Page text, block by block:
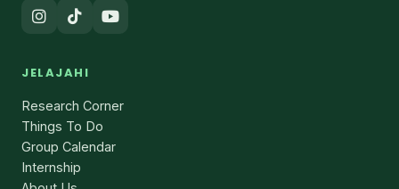
JELAJAHI
Research Corner
Things To Do
Group Calendar
Internship